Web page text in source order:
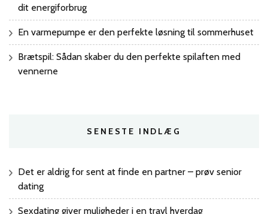
dit energiforbrug
En varmepumpe er den perfekte løsning til sommerhuset
Brætspil: Sådan skaber du den perfekte spilaften med
vennerne
SENESTE INDLÆG
Det er aldrig for sent at finde en partner – prøv senior
dating
Sexdating giver muligheder i en travl hverdag